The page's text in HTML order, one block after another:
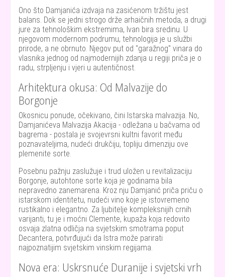
Ono što Damjanića izdvaja na zasićenom tržištu jest
balans. Dok se jedni strogo drže arhaičnih metoda, a drugi
jure za tehnološkim ekstremima, Ivan bira sredinu. U
njegovom modernom podrumu, tehnologija je u službi
prirode, a ne obrnuto. Njegov put od "garažnog" vinara do
vlasnika jednog od najmodernijih zdanja u regiji priča je o
radu, strpljenju i vjeri u autentičnost.
Arhitektura okusa: Od Malvazije do
Borgonje
Okosnicu ponude, očekivano, čini Istarska malvazija. No,
Damjanićeva Malvazija Akacija - odležana u bačvama od
bagrema - postala je svojevrsni kultni favorit među
poznavateljima, nudeći drukčiju, topliju dimenziju ove
plemenite sorte.
Posebnu pažnju zaslužuje i trud uložen u revitalizaciju
Borgonje, autohtone sorte koja je godinama bila
nepravedno zanemarena. Kroz nju Damjanić priča priču o
istarskom identitetu, nudeći vino koje je istovremeno
rustikalno i elegantno. Za ljubitelje kompleksnijih crnih
varijanti, tu je i moćni Clemente, kupaža koja redovito
osvaja zlatna odličja na svjetskim smotrama poput
Decantera, potvrđujući da Istra može parirati
najpoznatijim svjetskim vinskim regijama.
Nova era: Uskrsnuće Duranije i svjetski vrh